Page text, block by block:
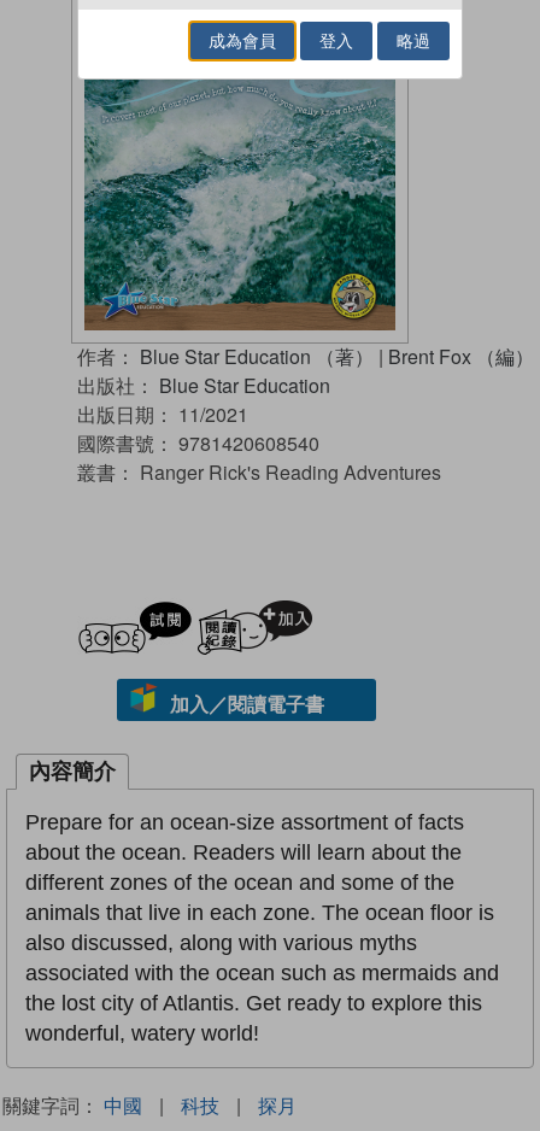
作者： Blue Star Education （著） | Brent Fox （編）
出版社： Blue Star Education
出版日期： 11/2021
國際書號： 9781420608540
叢書： Ranger Rick's Reading Adventures
試閲
加入／閱讀電子書
內容簡介
Prepare for an ocean-size assortment of facts
about the ocean. Readers will learn about the
different zones of the ocean and some of the
animals that live in each zone. The ocean floor is
also discussed, along with various myths
associated with the ocean such as mermaids and
the lost city of Atlantis. Get ready to explore this
wonderful, watery world!
關鍵字詞： 中國 | 科技 | 探月
成為會員 登入 略過